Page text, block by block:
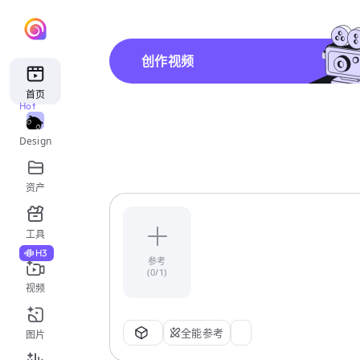
首页
Design
Hot
资产
工具
视频
H3
图片
创作视频
参考
(0/1)
全能参考